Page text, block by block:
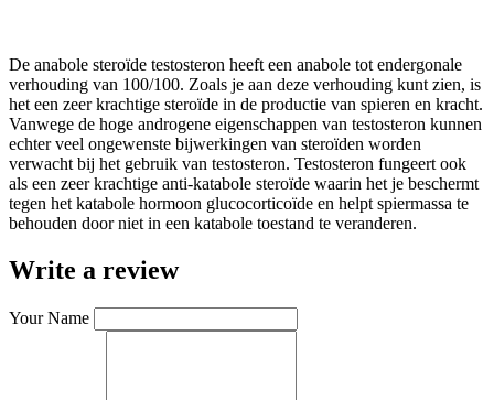
De anabole steroïde testosteron heeft een anabole tot endergonale
verhouding van 100/100. Zoals je aan deze verhouding kunt zien, is
het een zeer krachtige steroïde in de productie van spieren en kracht.
Vanwege de hoge androgene eigenschappen van testosteron kunnen
echter veel ongewenste bijwerkingen van steroïden worden
verwacht bij het gebruik van testosteron. Testosteron fungeert ook
als een zeer krachtige anti-katabole steroïde waarin het je beschermt
tegen het katabole hormoon glucocorticoïde en helpt spiermassa te
behouden door niet in een katabole toestand te veranderen.
Write a review
Your Name